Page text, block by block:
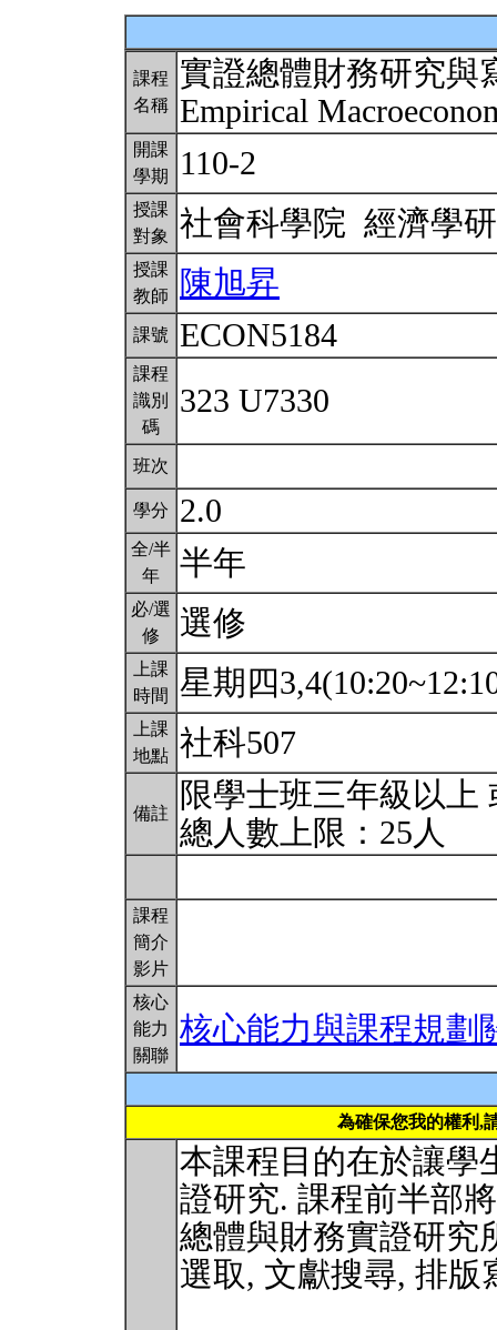
課程
名稱
實證總體財務研究與
Empirical
開課
學期
110-2
授課
對象
社會科學院 經濟學
授課
教師
陳旭昇
課號 ECON5184
課程
識別
碼
323 U7330
班次
學分 2.0
全/半
年
半年
必/選
修
選修
上課
時間
星期四
上課
地點 社科507
備註
限學士班三年級以上
總人數上限：25人
課程
簡介
影片
核心
能力
關聯
核心能力與課程規劃
為確保您我的權利,
本課程目的在於讓學
證研究. 課程前半部
總體與財務實證研究
選取, 文獻搜尋, 排版